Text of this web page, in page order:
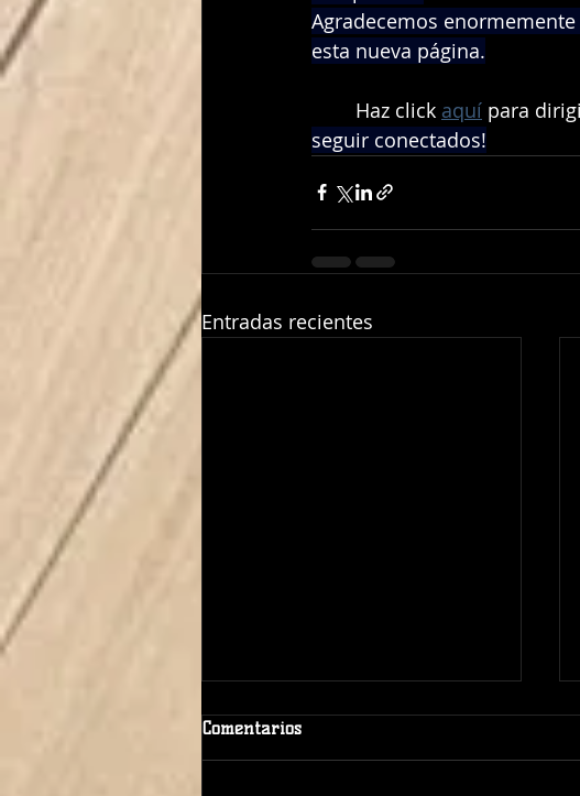
Agradecemos
esta nueva página.
	Haz click
aquí para
seguir conectados!
Entradas recientes
Comentarios